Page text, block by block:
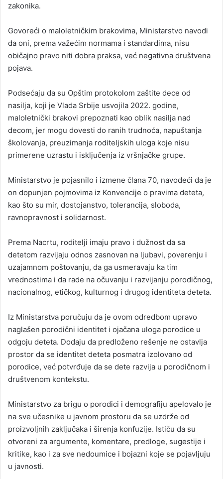
zakonika.
Govoreći o maloletničkim brakovima, Ministarstvo navodi
da oni, prema važećim normama i standardima, nisu
običajno pravo niti dobra praksa, već negativna društvena
pojava.
Podsećaju da su Opštim protokolom zaštite dece od
nasilja, koji je Vlada Srbije usvojila 2022. godine,
maloletnički brakovi prepoznati kao oblik nasilja nad
decom, jer mogu dovesti do ranih trudnoća, napuštanja
školovanja, preuzimanja roditeljskih uloga koje nisu
primerene uzrastu i isključenja iz vršnjačke grupe.
Ministarstvo je pojasnilo i izmene člana 70, navodeći da je
on dopunjen pojmovima iz Konvencije o pravima deteta,
kao što su mir, dostojanstvo, tolerancija, sloboda,
ravnopravnost i solidarnost.
Prema Nacrtu, roditelji imaju pravo i dužnost da sa
detetom razvijaju odnos zasnovan na ljubavi, poverenju i
uzajamnom poštovanju, da ga usmeravaju ka tim
vrednostima i da rade na očuvanju i razvijanju porodičnog,
nacionalnog, etičkog, kulturnog i drugog identiteta deteta.
Iz Ministarstva poručuju da je ovom odredbom upravo
naglašen porodični identitet i ojačana uloga porodice u
odgoju deteta. Dodaju da predloženo rešenje ne ostavlja
prostor da se identitet deteta posmatra izolovano od
porodice, već potvrđuje da se dete razvija u porodičnom i
društvenom kontekstu.
Ministarstvo za brigu o porodici i demografiju apelovalo je
na sve učesnike u javnom prostoru da se uzdrže od
proizvoljnih zaključaka i širenja konfuzije. Ističu da su
otvoreni za argumente, komentare, predloge, sugestije i
kritike, kao i za sve nedoumice i bojazni koje se pojavljuju
u javnosti.